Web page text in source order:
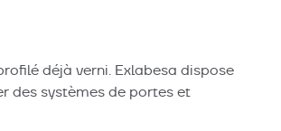
déjà verni. Exlabesa dispose
des systèmes de portes et